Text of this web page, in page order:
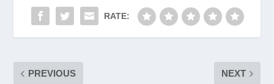
RATE:
PREVIOUS NEXT